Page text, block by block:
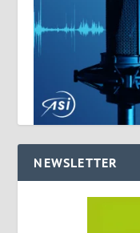
NEWSLETTER